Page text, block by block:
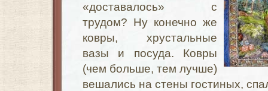
«доставалось» с
трудом? Ну конечно же
ковры, хрустальные
вазы и посуда. Ковры
(чем больше, тем лучше)
вешались на стены гостиных,